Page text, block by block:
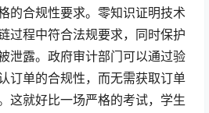
的合规性要求。零知识证明技术
过程中符合法规要求，同时保护
泄露。政府审计部门可以通过验
订单的合规性，而无需获取订单
这就好比一场严格的考试，学生